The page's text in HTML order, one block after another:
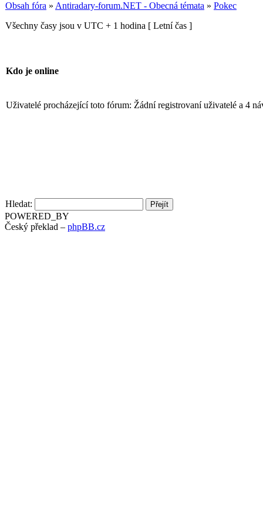
Obsah fóra » Antiradary-forum.NET - Obecná témata » Pokec
Všechny časy jsou v UTC + 1 hodina [ Letní čas ]
Kdo je online
Uživatelé procházející toto fórum: Žádní registrovaní uživatelé a 4
Hledat:
POWERED_BY
Český překlad – phpBB.cz